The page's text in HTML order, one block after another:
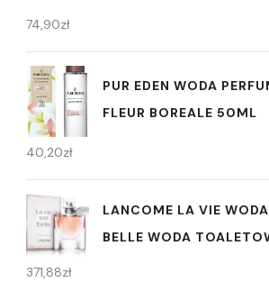
74,90zł
PUR EDEN WODA
FLEUR BOREALE 50ML
40,20zł
LANCOME LA VIE
BELLE WODA
371,88zł